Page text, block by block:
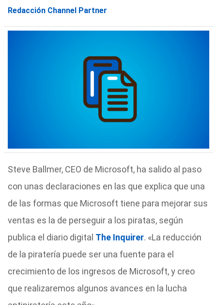
Redacción Channel Partner
Steve Ballmer, CEO de Microsoft, ha salido al paso
con unas declaraciones en las que explica que una
de las formas que Microsoft tiene para mejorar sus
ventas es la de perseguir a los piratas, según
publica el diario digital The Inquirer. «La reducción
de la piratería puede ser una fuente para el
crecimiento de los ingresos de Microsoft, y creo
que realizaremos algunos avances en la lucha